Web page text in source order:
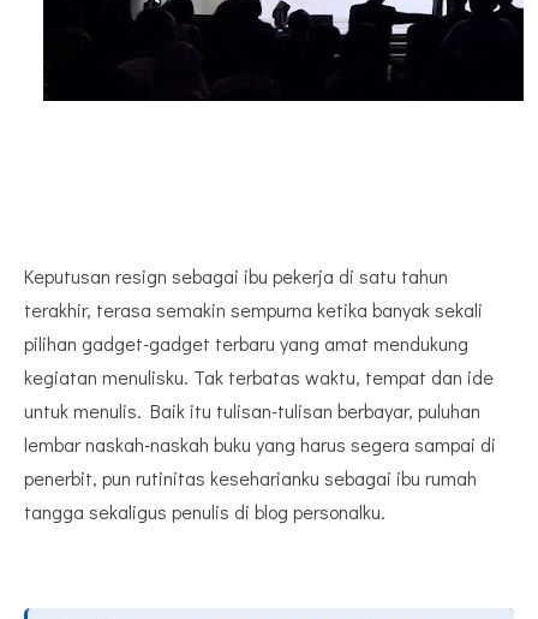
Keputusan resign sebagai ibu pekerja di satu tahun
terakhir, terasa semakin sempurna ketika banyak sekali
pilihan gadget-gadget terbaru yang amat mendukung
kegiatan menulisku. Tak terbatas waktu, tempat dan ide
untuk menulis. Baik itu tulisan-tulisan berbayar, puluhan
lembar naskah-naskah buku yang harus segera sampai di
penerbit, pun rutinitas keseharianku sebagai ibu rumah
tangga sekaligus penulis di blog personalku.